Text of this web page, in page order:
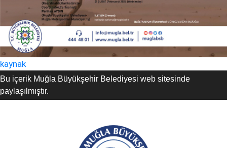
kaynak
Bu içerik Muğla Büyükşehir Belediyesi web sitesinde
paylaşılmıştır.